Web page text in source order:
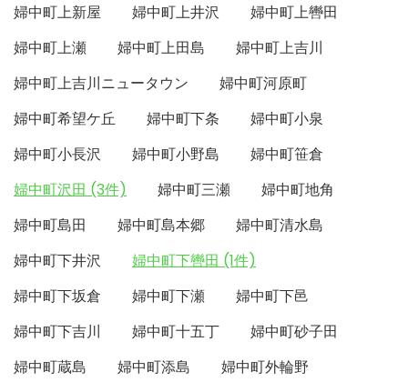
婦中町上新屋
婦中町上井沢
婦中町上轡田
婦中町上瀬
婦中町上田島
婦中町上吉川
婦中町上吉川ニュータウン
婦中町河原町
婦中町希望ケ丘
婦中町下条
婦中町小泉
婦中町小長沢
婦中町小野島
婦中町笹倉
婦中町沢田 (3件)
婦中町三瀬
婦中町地角
婦中町島田
婦中町島本郷
婦中町清水島
婦中町下井沢
婦中町下轡田 (1件)
婦中町下坂倉
婦中町下瀬
婦中町下邑
婦中町下吉川
婦中町十五丁
婦中町砂子田
婦中町蔵島
婦中町添島
婦中町外輪野